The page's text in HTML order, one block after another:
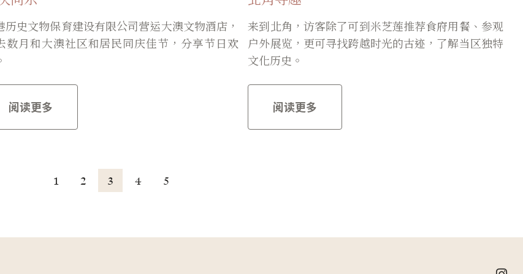
历史文物保育建设有限公司营运大澳文物酒店，
数月和大澳社区和居民同庆佳节，分享节日欢
阅读更多
来到北角，访客除了可到米芝莲推荐食府用餐、参观
户外展览，更可寻找跨越时光的古迹，了解当区独特
文化历史。
阅读更多
1 2 3 4 5